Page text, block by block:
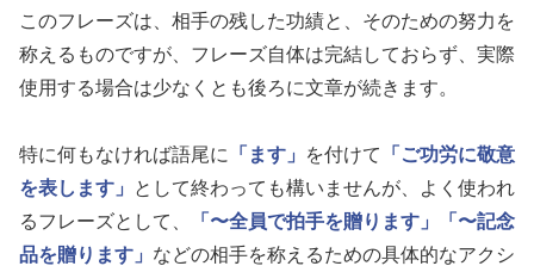
このフレーズは、相手の残した功績と、そのための努力を
称えるものですが、フレーズ自体は完結しておらず、実際
使用する場合は少なくとも後ろに文章が続きます。
特に何もなければ語尾に 「ます」 を付けて
「ご功労に敬意
を表します」
として終わっても構いませんが、よく使われ
るフレーズとして、
「〜全員で拍手を贈ります」
「〜記念
品を贈ります」 などの相手を称えるための具体的なアクシ